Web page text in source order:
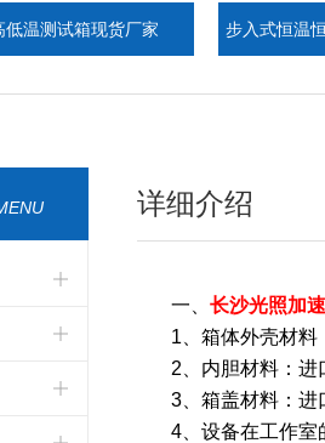
箱现货厂家 步入式恒温恒湿环境
详细介绍
一、 长沙光照加
1 、箱体外壳材料
2 、内胆材料：进
3 、箱盖材料：进
4 、设备在工作